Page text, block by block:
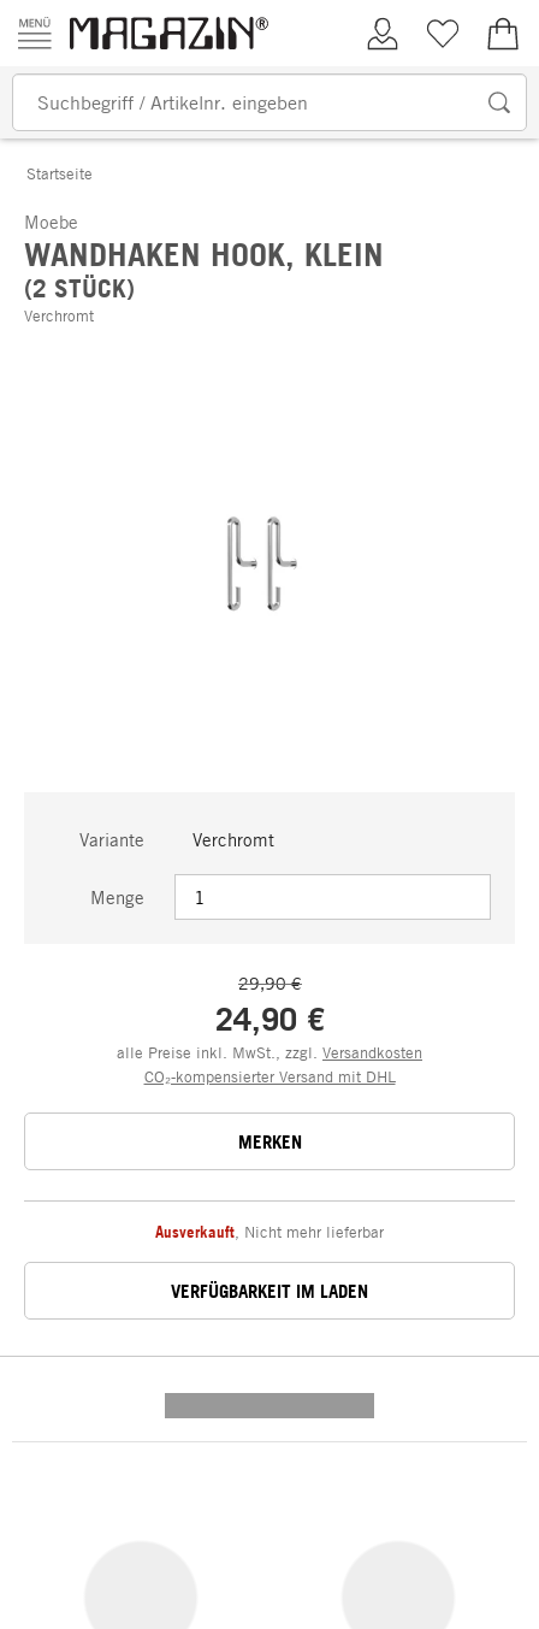
Zum Inhalt springen
Kundenkonto
Merkliste
Startseite
Moebe
WANDHAKEN HOOK, KLEIN
(2 STÜCK)
Verchromt
Variante Verchromt
Menge
29,90 €
24,90 €
alle Preise inkl. MwSt., zzgl. Versandkosten
CO₂-kompensierter Versand mit DHL
MERKEN
Ausverkauft Nicht mehr lieferbar
VERFÜGBARKEIT IM LADEN